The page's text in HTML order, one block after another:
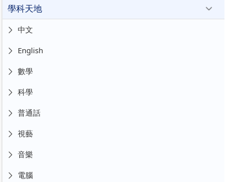
學科天地
中文
English
數學
科學
普通話
視藝
音樂
電腦